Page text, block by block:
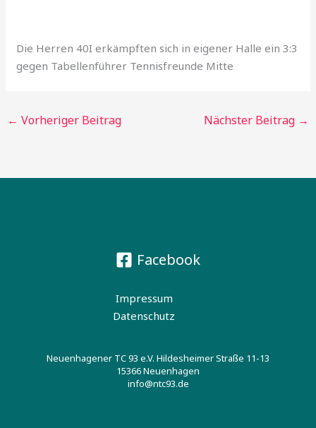
Die Herren 40I erkämpften sich in eigener Halle ein 3:3
gegen Tabellenführer Tennisfreunde Mitte
← Vorheriger Beitrag Nächster Beitrag →
Facebook
Impressum
Datenschutz
Neuenhagener TC 93 e.V. Hildesheimer Straße 11-13
15366 Neuenhagen
info@ntc93.de